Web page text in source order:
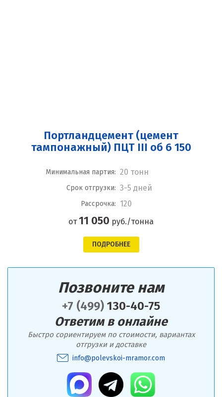
Портландцемент (цемент
тампонажный) ПЦТ III об 6 150
Минимальная партия: 20 тонн
Срок отгрузки: 3-5 дней
Рассрочка: 120
от11 050 руб./тонна
ПОДРОБНЕЕ
Позвоните нам
+7 (499) 130-40-75
Ответим в онлайне
Быстро сориентируем по стоимости, вариантах
отгрузки и доставке
info@polevskoi-mramor.com